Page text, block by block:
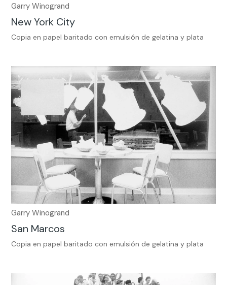
Garry Winogrand
New York City
Copia en papel baritado con emulsión de gelatina y plata
Garry Winogrand
San Marcos
Copia en papel baritado con emulsión de gelatina y plata